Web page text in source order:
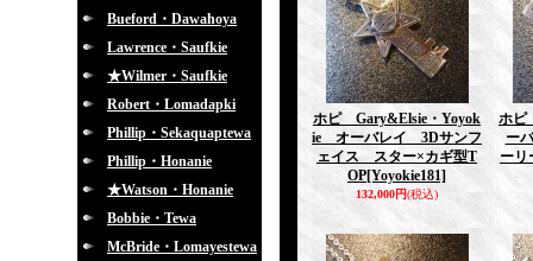
Bueford・Dawahoya
Lawrence・Saufkie
★Wilmer・Saufkie
Robert・Lomadapki
Phillip・Sekaquaptewa
Phillip・Honanie
★Watson・Honanie
Bobbie・Tewa
McBride・Lomayestewa
ホピ Gary&Elsie・Yoyok
ie オーバレイ 3Dサンフ
ェイス スター×カギ型T
OP[Yoyokie181]
132,000円(税込)
ホ
ー
ー